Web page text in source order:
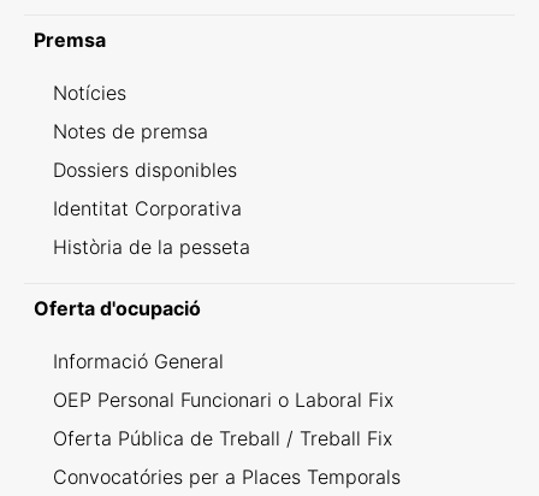
Premsa
Notícies
Notes de premsa
Dossiers disponibles
Identitat Corporativa
Història de la pesseta
Oferta d'ocupació
Informació General
OEP Personal Funcionari o Laboral Fix
Oferta Pública de Treball / Treball Fix
Convocatóries per a Places Temporals